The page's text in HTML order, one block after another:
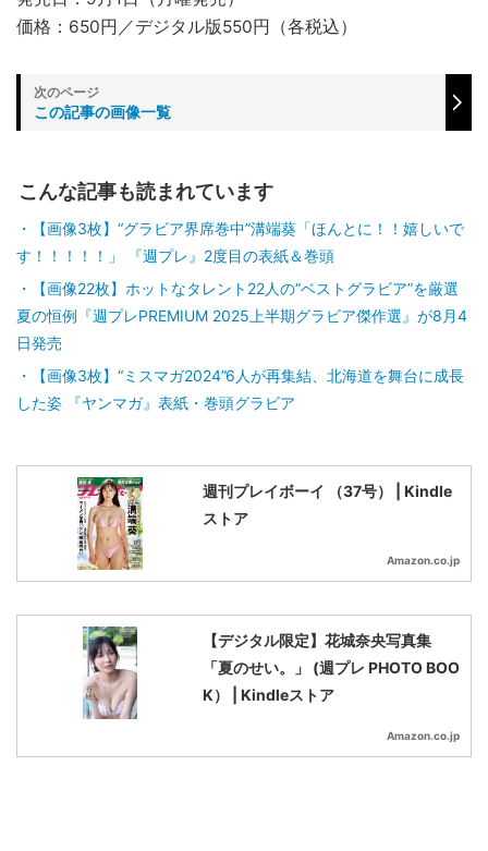
価格：650円／デジタル版550円（各税込）
この記事の画像一覧
こんな記事も読まれています
【画像3枚】“グラビア界席巻中”溝端葵「ほんとに！！嬉しいで
す！！！！！」 『週プレ』2度目の表紙＆巻頭
【画像22枚】ホットなタレント22人の“ベストグラビア”を厳選
夏の恒例『週プレPREMIUM 2025上半期グラビア傑作選』が8月4
日発売
【画像3枚】“ミスマガ2024”6人が再集結、北海道を舞台に成長
した姿 『ヤンマガ』表紙・巻頭グラビア
週刊プレイボーイ （37号） | Kindle
ストア
Amazon.co.jp
【デジタル限定】花城奈央写真集
「夏のせい。」 (週プレ PHOTO BOO
K） | Kindleストア
Amazon.co.jp